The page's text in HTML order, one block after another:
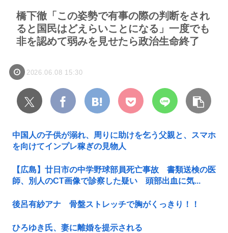
橋下徹「この姿勢で有事の際の判断をされ
ると国民はどえらいことになる」一度でも
非を認めて弱みを見せたら政治生命終了
2026.06.08 15:30
中国人の子供が溺れ、周りに助けを乞う父親と、スマホ
を向けてインプレ稼ぎの見物人
【広島】廿日市の中学野球部員死亡事故 書類送検の医
師、別人のCT画像で診察した疑い 頭部出血に気...
後呂有紗アナ 骨盤ストレッチで胸がくっきり！！
ひろゆき氏、妻に離婚を提示される